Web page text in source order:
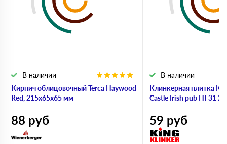
Кирпич облицовочный Terca Haywood
Red, 215х65х65 мм
В наличии
88 руб
Клинкерная плитка
Castle Irish pub HF31
В наличии
59 руб